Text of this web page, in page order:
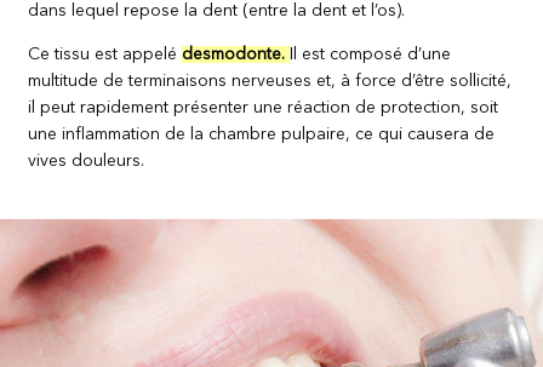
dans lequel repose la dent (entre la dent et l’os).
Ce tissu est appelé desmodonte.
Il est composé d’une
multitude de terminaisons nerveuses et, à force d’être sollicité,
il peut rapidement présenter une réaction de protection, soit
une inflammation de la chambre pulpaire, ce qui causera de
vives douleurs.